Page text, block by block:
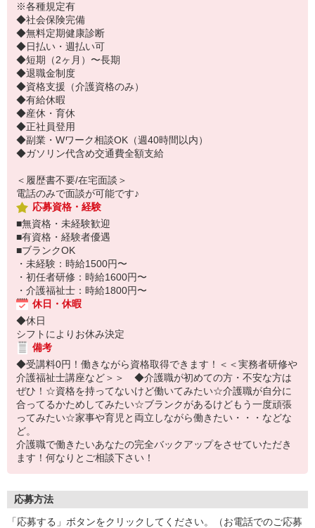
※各種規定有
◆社会保険完備
◆無料定期健康診断
◆日払い・週払い可
◆短期（2ヶ月）〜長期
◆退職金制度
◆資格支援（介護資格のみ）
◆有給休暇
◆産休・育休
◆正社員登用
◆副業・Wワーク相談OK（週40時間以内）
◆ガソリン代含め交通費全額支給
＜履歴書不要/在宅面談＞
電話のみで面談が可能です♪
応募資格・経験
■無資格・未経験歓迎
■有資格・経験者優遇
■ブランクOK
・未経験：時給1500円〜
・初任者研修：時給1600円〜
・介護福祉士：時給1800円〜
休日・休暇
◆休日
シフトによりお休み決定
備考
◆受講料0円！働きながら資格取得できます！＜＜実務者研修や
介護福祉士講座など＞＞ ◆介護職が初めての方・不安な方は
ぜひ！☆資格を持ってないけど働いてみたい☆介護職が自分に
合ってるかためしてみたい☆ブランクがあるけどもう一度頑張
ってみたい☆家事や育児と両立しながら働きたい・・・などな
ど。
介護職で働きたいあなたの完全バックアップをさせていただき
ます！何なりとご相談下さい！
応募方法
「応募する」ボタンをクリックしてください。（お電話でのご応募